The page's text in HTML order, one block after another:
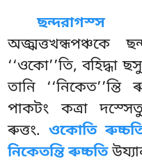
অজ্ঝত্তখন্ধপঞ্চকে
‘‘ওকো’’তি,
তানি ‘‘নিকেত’’ন্তি
পাকটং কত্ৰা
ৰুত্তং.ওকোতি
নিকেতন্তি ৰুচ্চতি